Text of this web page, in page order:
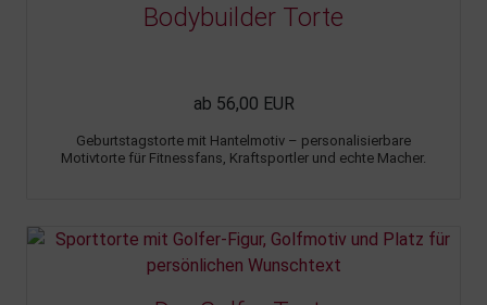
Bodybuilder Torte
ab 56,00 EUR
Geburtstagstorte mit Hantelmotiv – personalisierbare
Motivtorte für Fitnessfans, Kraftsportler und echte Macher.